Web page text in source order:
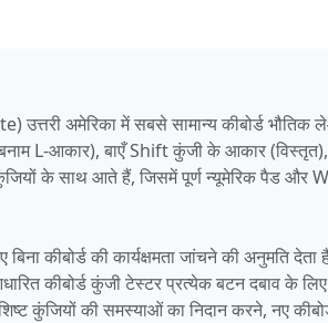
अमेरिका में सबसे सामान्य कीबोर्ड भौतिक
L-आकार), बाएँ Shift कुंजी के आकार (विस्तृत),
के साथ आते हैं, जिसमें पूर्ण न्यूमेरिक पैड और
कीबोर्ड की कार्यक्षमता जांचने की अनुमति
कीबोर्ड कुंजी टेस्टर प्रत्येक बटन दबाव के
कुंजियों की समस्याओं का निदान करने, नए